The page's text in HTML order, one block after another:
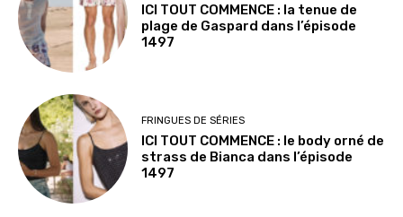
ICI TOUT COMMENCE : la tenue de
plage de Gaspard dans l’épisode
1497
FRINGUES DE SÉRIES
ICI TOUT COMMENCE : le body orné de
strass de Bianca dans l’épisode
1497